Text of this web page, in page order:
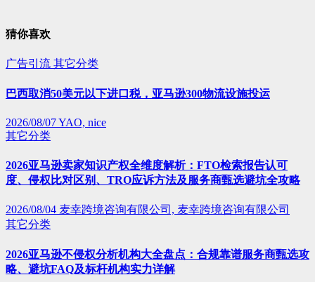
猜你喜欢
广告引流 其它分类
巴西取消50美元以下进口税，亚马逊300物流设施投运
2026/08/07YAO, nice
其它分类
2026亚马逊卖家知识产权全维度解析：FTO检索报告认可
度、侵权比对区别、TRO应诉方法及服务商甄选避坑全攻略
2026/08/04 麦幸跨境咨询有限公司, 麦幸跨境咨询有限公司
其它分类
2026亚马逊不侵权分析机构大全盘点：合规靠谱服务商甄选攻
略、避坑FAQ及标杆机构实力详解